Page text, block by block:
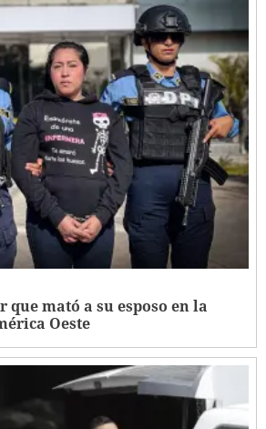
que mató a su esposo en la
Oeste